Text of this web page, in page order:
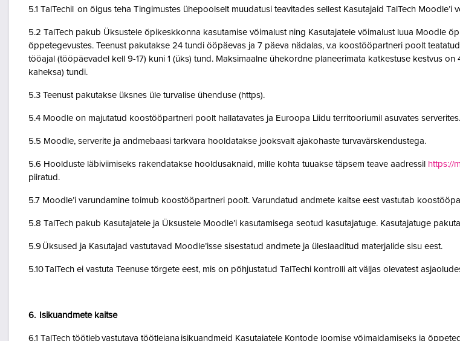
5.1 TalTechil on õigus teha Tingimustes ühepoolselt muudatusi teavitades sellest Kasutajaid TalTech
5.2 TalTech pakub Üksustele õpikeskkonna kasutamise võimalust ning Kasutajatele võimalust luua Moodle
õppetegevustes. Teenust pakutakse 24 tundi ööpäevas ja 7 päeva nädalas, v.a koostööpartneri poolt
tööajal (tööpäevadel kell 9-17) kuni 1 (üks) tund. Maksimaalne ühekordne planeerimata katkestuse kestvus
kaheksa) tundi.
5.3 Teenust pakutakse üksnes üle turvalise ühenduse (https).
5.4 Moodle on majutatud koostööpartneri poolt hallatavates ja Euroopa Liidu territooriumil asuvates
5.5 Moodle, serverite ja andmebaasi tarkvara hooldatakse jooksvalt ajakohaste turvavärskendustega.
5.6 Hoolduste läbiviimiseks rakendatakse hooldusaknaid, mille kohta tuuakse täpsem teave aadressil https://
piiratud.
5.7 Moodle’i varundamine toimub koostööpartneri poolt. Varundatud andmete kaitse eest vastutab
5.8 TalTech pakub Kasutajatele ja Üksustele Moodle’i kasutamisega seotud kasutajatuge. Kasutajatuge
5.9 Üksused ja Kasutajad vastutavad Moodle’isse sisestatud andmete ja üleslaaditud materjalide sisu eest.
5.10 TalTech ei vastuta Teenuse tõrgete eest, mis on põhjustatud TalTechi kontrolli alt väljas olevatest
6. Isikuandmete kaitse
6.1 TalTech töötleb vastutava töötlejana isikuandmeid Kasutajatele Kontode loomise võimaldamiseks ja